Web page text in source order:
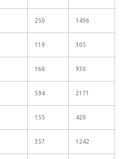
250 1496
119 305
168 930
594 2171
155 420
357 1242